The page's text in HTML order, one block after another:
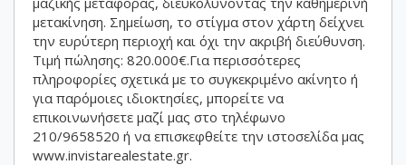
μετακίνηση. Σημείωση, το στίγμα στον χάρτη δείχνει
την ευρύτερη περιοχή και όχι την ακριβή διεύθυνση.
Τιμή πώλησης: 820.000€.Για περισσότερες
πληροφορίες σχετικά με το συγκεκριμένο ακίνητο ή
για παρόμοιες ιδιοκτησίες, μπορείτε να
επικοινωνήσετε μαζί μας στο τηλέφωνο
210/9658520 ή να επισκεφθείτε την ιστοσελίδα μας
www.invistarealestate.gr.